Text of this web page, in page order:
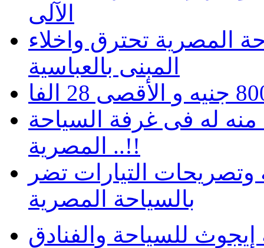
الآلى
المصرية تحترق واخلاء
المبنى بالعباسية
جنيه منه له فى غرفة السياحة
المصرية ..!!
وتصريحات التيارات تضر
بالسياحة المصرية
للسياحة والفنادق